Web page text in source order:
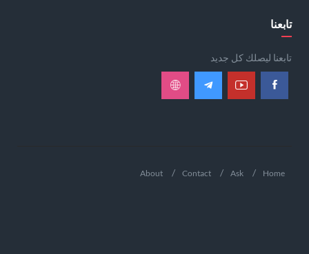
تابعنا
تابعنا ليصلك كل جديد
Home
Ask
Contact
About